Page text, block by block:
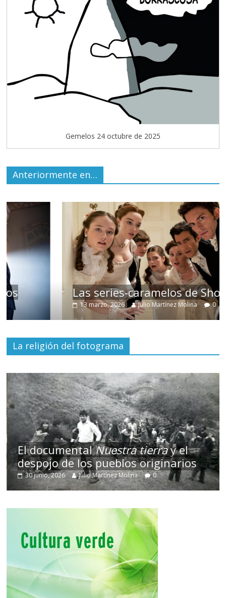
Gemelos 24 octubre de 2025
Anteriormente en…
Las series-caramelos de Shondaland
Julio Martínez Molina 0
La religión del fotograma
El documentalNuestra tierray el
despojo de los pueblos originarios
30 junio, 2026 Julio Martínez Molina 0